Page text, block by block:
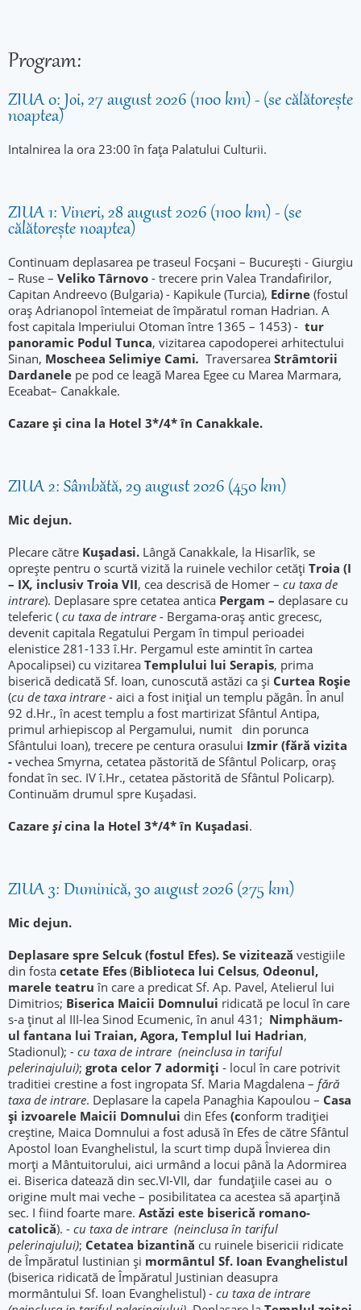
Program:
ZIUA 0: Joi, 27 august 2026 (1100 km) - (se călătorește
noaptea)
Intalnirea la ora 23:00 în fața Palatului Culturii.
ZIUA 1: Vineri, 28 august 2026 (1100 km) - (se
călătorește noaptea)
Continuam deplasarea pe traseul Focșani – București - Giurgiu
– Ruse – Veliko Târnovo - trecere prin Valea Trandafirilor,
Capitan Andreevo (Bulgaria) - Kapikule (Turcia), Edirne (fostul
oraș Adrianopol întemeiat de împăratul roman Hadrian. A
fost capitala Imperiului Otoman între 1365 – 1453) - tur
panoramic Podul Tunca, vizitarea capodoperei arhitectului
Sinan, Moscheea Selimiye Cami. Traversarea Strâmtorii
Dardanele pe pod ce leagă Marea Egee cu Marea Marmara,
Eceabat– Canakkale.
Cazare și cina la Hotel 3*/4* în Canakkale.
ZIUA 2: Sâmbătă, 29 august 2026 (450 km)
Mic dejun.
Plecare către Kuşadasi. Lângă Canakkale, la Hisarlîk, se
oprește pentru o scurtă vizită la ruinele vechilor cetăți Troia (I
– IX, inclusiv Troia VII, cea descrisă de Homer – cu taxa de
intrare). Deplasare spre cetatea antica Pergam – deplasare cu
teleferic ( cu taxa de intrare - Bergama-oraș antic grecesc,
devenit capitala Regatului Pergam în timpul perioadei
elenistice 281-133 î.Hr. Pergamul este amintit în cartea
Apocalipsei) cu vizitarea Templului lui Serapis, prima
biserică dedicată Sf. Ioan, cunoscută astăzi ca și Curtea Roșie
(cu de taxa intrare - aici a fost iniţial un templu păgân. În anul
92 d.Hr., în acest templu a fost martirizat Sfântul Antipa,
primul arhiepiscop al Pergamului, numit din porunca
Sfântului Ioan), trecere pe centura orasului Izmir (fără vizita
- vechea Smyrna, cetatea păstorită de Sfântul Policarp, oraş
fondat în sec. IV î.Hr., cetatea păstorită de Sfântul Policarp).
Continuăm drumul spre Kuşadasi.
Cazare șicina la Hotel 3*/4* în Kuşadasi.
ZIUA 3: Duminică, 30 august 2026 (275 km)
Mic dejun.
Deplasare spre Selcuk (fostul Efes). Se vizitează vestigiile
din fosta cetate Efes (Biblioteca lui Celsus, Odeonul,
marele teatru în care a predicat Sf. Ap. Pavel, Atelierul lui
Dimitrios; Biserica Maicii Domnului ridicată pe locul în care
s-a ţinut al III-lea Sinod Ecumenic, în anul 431; Nimphäum-
ul fantana lui Traian, Agora, Templul lui Hadrian,
Stadionul); - cu taxa de intrare (neinclusa in tariful
pelerinajului); grota celor 7 adormiți - locul în care potrivit
traditiei crestine a fost ingropata Sf. Maria Magdalena – fără
taxa de intrare. Deplasare la capela Panaghia Kapoulou – Casa
și izvoarele Maicii Domnului din Efes (conform tradiţiei
creştine, Maica Domnului a fost adusă în Efes de către Sfântul
Apostol Ioan Evanghelistul, la scurt timp după Învierea din
morţi a Mântuitorului, aici urmând a locui până la Adormirea
ei. Biserica datează din sec.VI-VII, dar fundaţiile casei au o
origine mult mai veche – posibilitatea ca acestea să aparţină
sec. I fiind foarte mare. Astăzi este biserică romano-
catolică). - cu taxa de intrare (neinclusa în tariful
pelerinajului); Cetatea bizantină cu ruinele bisericii ridicate
de Împăratul Iustinian şi mormântul Sf. Ioan Evanghelistul
(biserica ridicată de Împăratul Justinian deasupra
mormântului Sf. Ioan Evanghelistul) - cu taxa de intrare